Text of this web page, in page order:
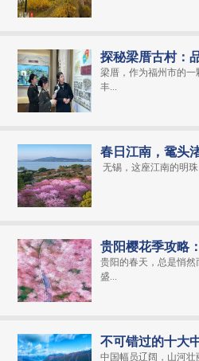
探秘梁厝古村：
梁厝，作为福州市的
丰...
春日江南，鼋头
无锡，这座江南的明
贵阳樱花季攻略
贵阳的春天，总是悄
盛...
不可错过的十大
中国幅员辽阔，山河